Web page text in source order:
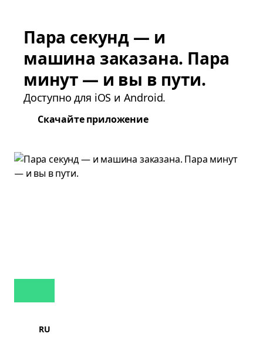
Пара секунд — и
машина заказана. Пара
минут — и вы в пути.
Доступно для iOS и Android.
Скачайте приложение
RU